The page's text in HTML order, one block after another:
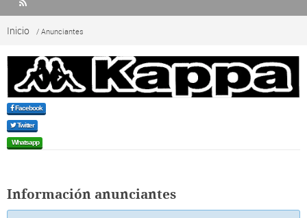

Inicio / Anunciantes
Facebook
Twitter
Whatsapp
Información anunciantes